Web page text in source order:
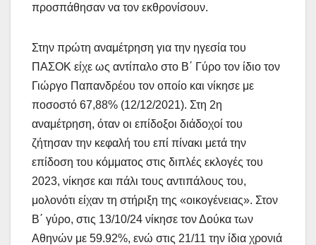
προσπάθησαν να τον εκθρονίσουν.
Στην πρώτη αναμέτρηση για την ηγεσία του
ΠΑΣΟΚ είχε ως αντίπαλο στο Β΄ Γύρο τον ίδιο τον
Γιώργο Παπανδρέου τον οποίο και νίκησε με
ποσοστό 67,88% (12/12/2021). Στη 2η
αναμέτρηση, όταν οι επίδοξοι διάδοχοί του
ζήτησαν την κεφαλή του επί πίνακι μετά την
επίδοση του κόμματος στις διπλές εκλογές του
2023, νίκησε και πάλι τους αντιπάλους του,
μολονότι είχαν τη στήριξη της «οικογένειας». Στον
Β΄ γύρο, στις 13/10/24 νίκησε τον Δούκα των
Αθηνών με 59.92%, ενώ στις 21/11 την ίδια χρονιά